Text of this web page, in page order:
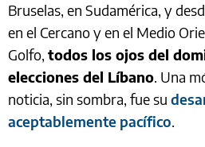
Bruselas, en Sudamérica, y
en el Cercano y en el Medio
Golfo, todos los ojos del
elecciones del Líbano. Una
noticia, sin sombra, fue su
aceptablemente pacífico.